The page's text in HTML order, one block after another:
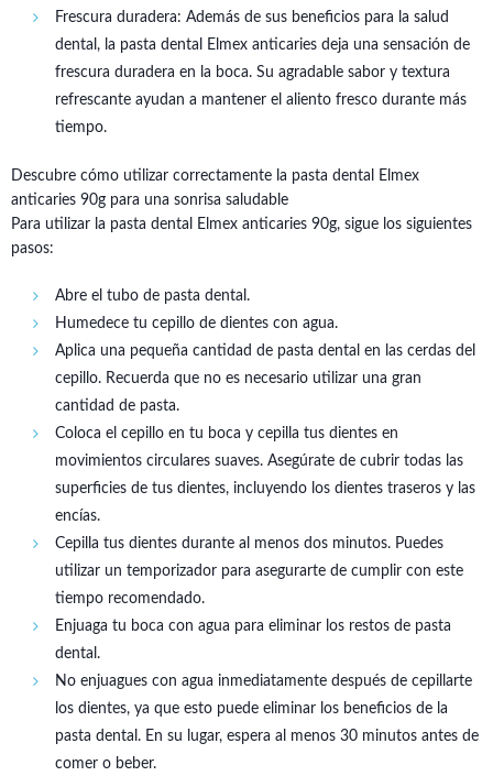
Frescura duradera: Además de sus beneficios para la salud
dental, la pasta dental Elmex anticaries deja una sensación de
frescura duradera en la boca. Su agradable sabor y textura
refrescante ayudan a mantener el aliento fresco durante más
tiempo.
Descubre cómo utilizar correctamente la pasta dental Elmex
anticaries 90g para una sonrisa saludable
Para utilizar la pasta dental Elmex anticaries 90g, sigue los siguientes
pasos:
Abre el tubo de pasta dental.
Humedece tu cepillo de dientes con agua.
Aplica una pequeña cantidad de pasta dental en las cerdas del
cepillo. Recuerda que no es necesario utilizar una gran
cantidad de pasta.
Coloca el cepillo en tu boca y cepilla tus dientes en
movimientos circulares suaves. Asegúrate de cubrir todas las
superficies de tus dientes, incluyendo los dientes traseros y las
encías.
Cepilla tus dientes durante al menos dos minutos. Puedes
utilizar un temporizador para asegurarte de cumplir con este
tiempo recomendado.
Enjuaga tu boca con agua para eliminar los restos de pasta
dental.
No enjuagues con agua inmediatamente después de cepillarte
los dientes, ya que esto puede eliminar los beneficios de la
pasta dental. En su lugar, espera al menos 30 minutos antes de
comer o beber.